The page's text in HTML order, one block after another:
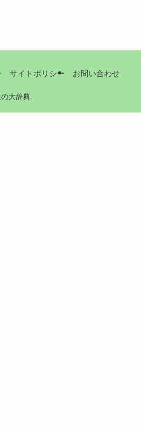
サイトポリシー お問い合わせ
大辞典.